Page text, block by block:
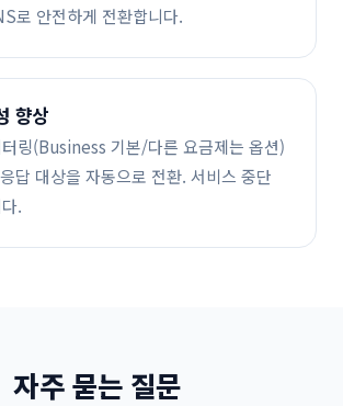
로 안전하게 전환합니다.
향상
링(Business 기본/다른 요금제는 옵션)
답 대상을 자동으로 전환. 서비스 중단
.
자주 묻는 질문